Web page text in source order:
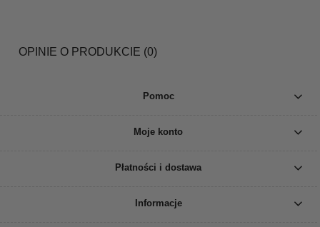
OPINIE O PRODUKCIE (0)
Pomoc
Moje konto
Płatności i dostawa
Informacje